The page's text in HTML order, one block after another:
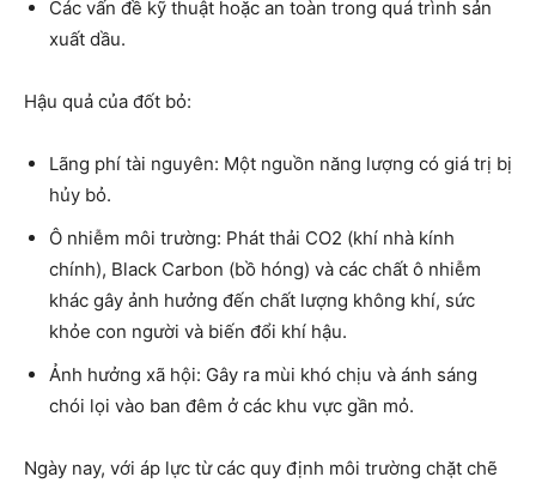
Các vấn đề kỹ thuật hoặc an toàn trong quá trình sản
xuất dầu.
Hậu quả của đốt bỏ:
Lãng phí tài nguyên: Một nguồn năng lượng có giá trị bị
hủy bỏ.
Ô nhiễm môi trường: Phát thải CO2 (khí nhà kính
chính), Black Carbon (bồ hóng) và các chất ô nhiễm
khác gây ảnh hưởng đến chất lượng không khí, sức
khỏe con người và biến đổi khí hậu.
Ảnh hưởng xã hội: Gây ra mùi khó chịu và ánh sáng
chói lọi vào ban đêm ở các khu vực gần mỏ.
Ngày nay, với áp lực từ các quy định môi trường chặt chẽ